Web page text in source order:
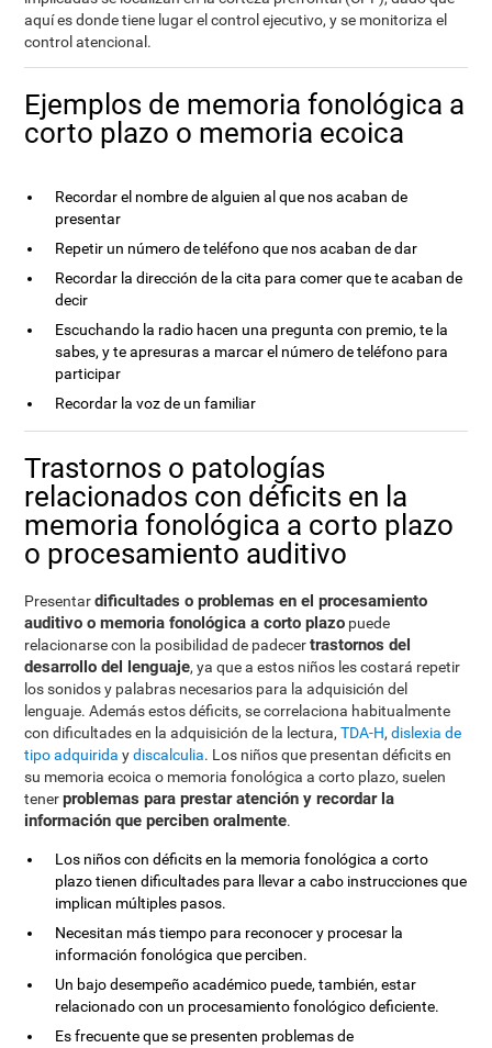
aquí es donde tiene lugar el control ejecutivo, y se monitoriza el
control atencional.
Ejemplos de memoria fonológica a
corto plazo o memoria ecoica
Recordar el nombre de alguien al que nos acaban de
presentar
Repetir un número de teléfono que nos acaban de dar
Recordar la dirección de la cita para comer que te acaban de
decir
Escuchando la radio hacen una pregunta con premio, te la
sabes, y te apresuras a marcar el número de teléfono para
participar
Recordar la voz de un familiar
Trastornos o patologías
relacionados con déficits en la
memoria fonológica a corto plazo
o procesamiento auditivo
Presentardificultades o problemas en el procesamiento
auditivo o memoria fonológica a corto plazo puede
relacionarse con la posibilidad de padecertrastornos del
desarrollo del lenguaje, ya que a estos niños les costará repetir
los sonidos y palabras necesarios para la adquisición del
lenguaje. Además estos déficits, se correlaciona habitualmente
con dificultades en la adquisición de la lectura,TDA-H,dislexia de
tipo adquirida ydiscalculia. Los niños que presentan déficits en
su memoria ecoica o memoria fonológica a corto plazo, suelen
tenerproblemas para prestar atención y recordar la
información que perciben oralmente.
Los niños con déficits en la memoria fonológica a corto
plazo tienen dificultades para llevar a cabo instrucciones que
implican múltiples pasos.
Necesitan más tiempo para reconocer y procesar la
información fonológica que perciben.
Un bajo desempeño académico puede, también, estar
relacionado con un procesamiento fonológico deficiente.
Es frecuente que se presenten problemas de